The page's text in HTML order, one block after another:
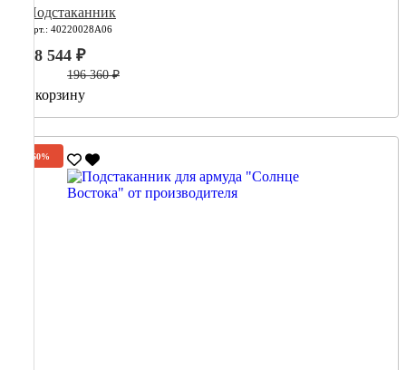
Подстаканник
Арт.: 40220028А06
78 544 ₽
196 360 ₽
В корзину
-60%